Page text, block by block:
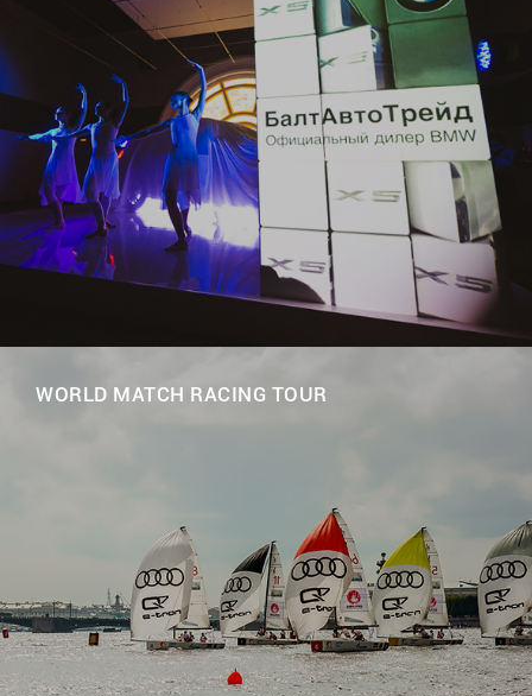
WORLD MATCH RACING TOUR